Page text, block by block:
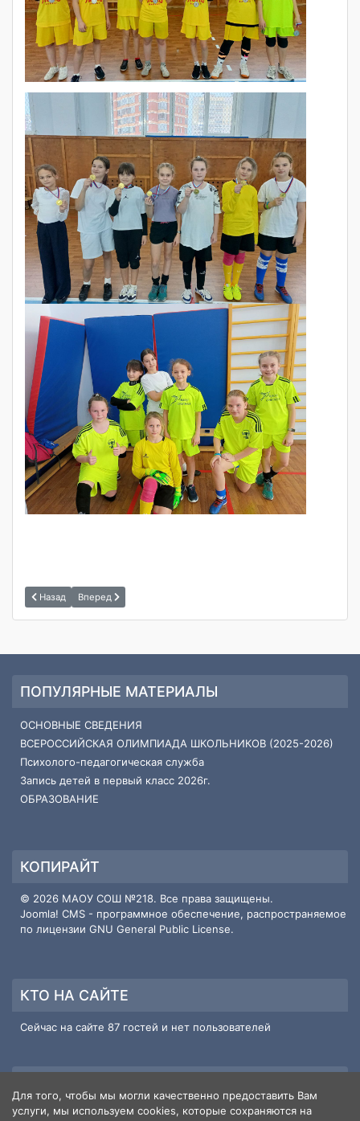
Назад Вперед
ПОПУЛЯРНЫЕ МАТЕРИАЛЫ
ОСНОВНЫЕ СВЕДЕНИЯ
ВСЕРОССИЙСКАЯ ОЛИМПИАДА ШКОЛЬНИКОВ (2025-2026)
Психолого-педагогическая служба
Запись детей в первый класс 2026г.
ОБРАЗОВАНИЕ
КОПИРАЙТ
© 2026 МАОУ СОШ №218. Все права защищены.
Joomla! CMS - программное обеспечение, распространяемое
по лицензии GNU General Public License.
КТО НА САЙТЕ
Сейчас на сайте 87 гостей и нет пользователей
Пользователи 3
Для того, чтобы мы могли качественно предоставить Вам
услуги, мы используем cookies, которые сохраняются на